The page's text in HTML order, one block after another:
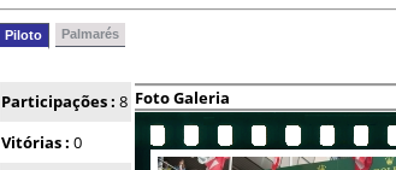
Piloto Palmarés
Participações : 8 Foto Galeria
Vitórias : 0